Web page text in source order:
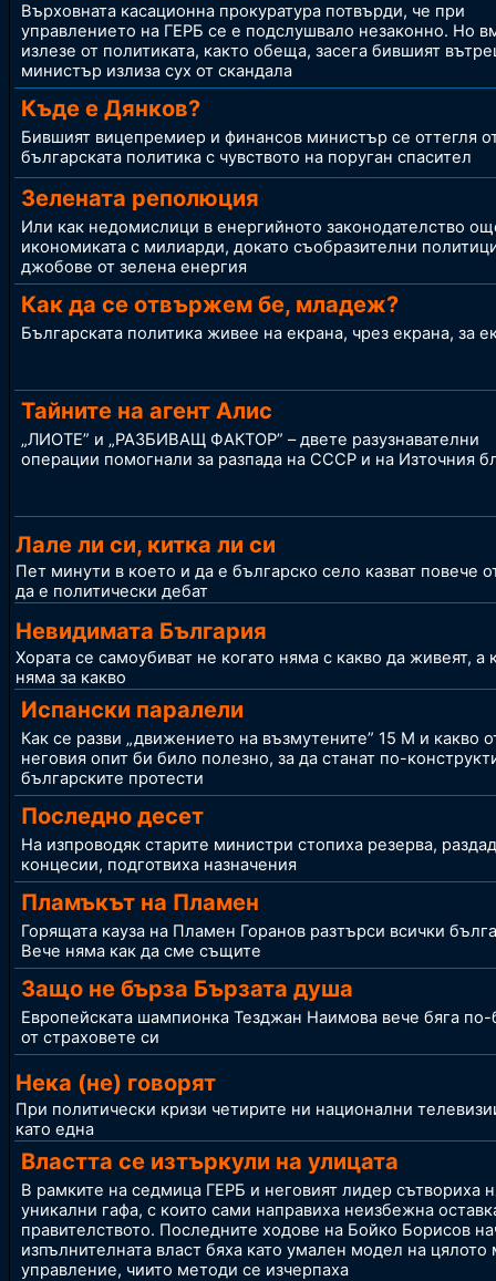
Върховната касационна прокуратура потвърди, че при
управлението на ГЕРБ се е подслушвало незаконно. Но
излезе от политиката, както обеща, засега бившият
министър излиза сух от скандала
Къде е Дянков?
Бившият вицепремиер и финансов министър се оттегля
българската политика с чувството на поруган спасител
Зелената реполюция
Или как недомислици в енергийното законодателство
икономиката с милиарди, докато съобразителни
джобове от зелена енергия
Как да се отвържем бе, младеж?
Българската политика живее на екрана, чрез екрана, за
Тайните на агент Алис
„ЛИОТЕ” и „РАЗБИВАЩ ФАКТОР” – двете разузнавателни
операции помогнали за разпада на СССР и на Източния
Лале ли си, китка ли си
Пет минути в което и да е българско село казват повече
да е политически дебат
Невидимата България
Хората се самоубиват не когато няма с какво да живеят, а
няма за какво
Испански паралели
Как се разви „движението на възмутените” 15 М и какво
неговия опит би било полезно, за да станат по-
българските протести
Последно десет
На изпроводяк старите министри стопиха резерва,
концесии, подготвиха назначения
Пламъкът на Пламен
Горящата кауза на Пламен Горанов разтърси всички
Вече няма как да сме същите
Защо не бърза Бързата душа
Европейската шампионка Тезджан Наимова вече бяга
от страховете си
Нека (не) говорят
При политически кризи четирите ни национални
като една
Властта се изтъркули на улицата
В рамките на седмица ГЕРБ и неговият лидер сътвориха
уникални гафа, с които сами направиха неизбежна
правителството. Последните ходове на Бойко Борисов
изпълнителната власт бяха като умален модел на цялото
управление, чиито методи се изчерпаха